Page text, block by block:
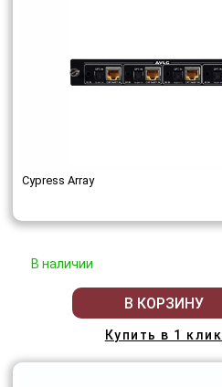
Cypress Array
В наличии
В КОРЗИНУ
Купить в 1 клик